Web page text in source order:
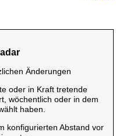
Änderungen
oder in Kraft tretende
wöchentlich oder in dem
haben.
konfigurierten Abstand vor